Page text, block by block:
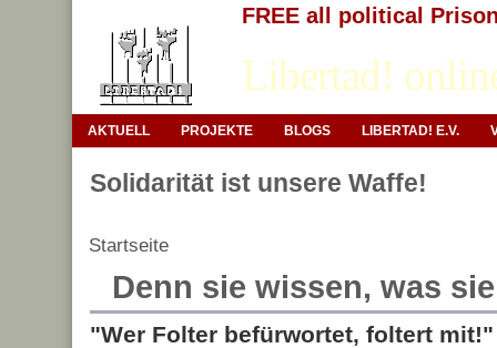
FREE all political
Libertad!
AKTUELL PROJEKTE BLOGS LIBERTAD! E.V.
Solidarität ist unsere Waffe!
Startseite
Denn sie wissen, was
"Wer Folter befürwortet, foltert